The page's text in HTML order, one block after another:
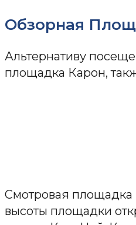
Обзорная
Альтернативу
площадка Карон,
Смотровая площадка
высоты площадки